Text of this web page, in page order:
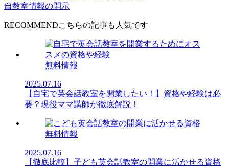
自教室情報の開示
RECOMMEND
無料情報
2025.07.16
【自宅で英会話教室を開業したい！】資格や経験は必
要？現役ママ講師が徹底解説！
無料情報
2025.07.16
【徹底比較】子ども英会話教室の開業に活かせる資格